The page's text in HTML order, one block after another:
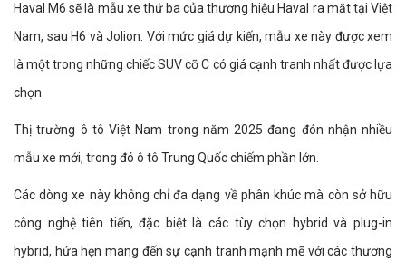
Haval M6 sẽ là mẫu xe thứ ba của thương hiệu Haval ra mắt tại Việt
Nam, sau H6 và Jolion. Với mức giá dự kiến, mẫu xe này được xem
là một trong những chiếc SUV cỡ C có giá cạnh tranh nhất được lựa
chọn.
Thị trường ô tô Việt Nam trong năm 2025 đang đón nhận nhiều
mẫu xe mới, trong đó ô tô Trung Quốc chiếm phần lớn.
Các dòng xe này không chỉ đa dạng về phân khúc mà còn sở hữu
công nghệ tiên tiến, đặc biệt là các tùy chọn hybrid và plug-in
hybrid, hứa hẹn mang đến sự cạnh tranh mạnh mẽ với các thương